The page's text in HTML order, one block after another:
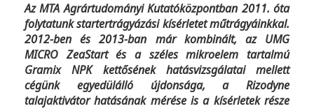
Az MTA Agrártudományi Kutatóközpontban 2011. óta
folytatunk startertrágyázási kísérletet műtrágyáinkkal.
2012-ben és 2013-ban már kombinált, az UMG
MICRO ZeaStart és a széles mikroelem tartalmú
Gramix NPK kettősének hatásvizsgálatai mellett
cégünk egyedülálló újdonsága, a Rizodyne
talajaktivátor hatásának mérése is a kísérletek része